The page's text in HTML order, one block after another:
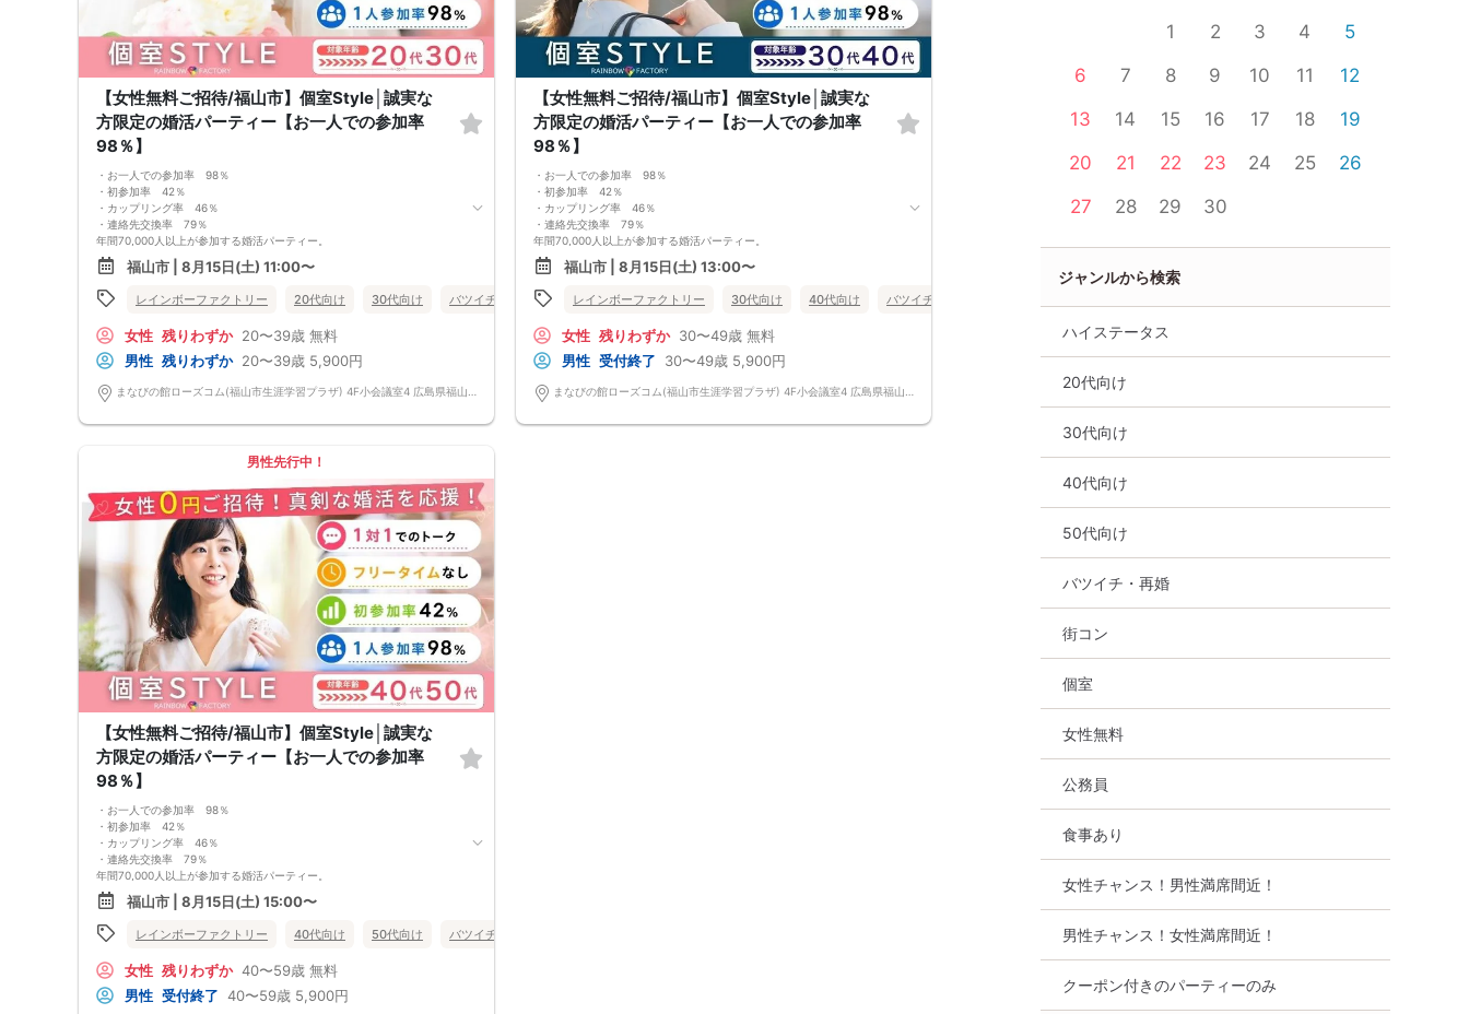
【女性無料ご招待/福山市】個室Style│誠実な
方限定の婚活パーティー【お一人での参加率
98％】
・お一人での参加率 98％
・初参加率 42％
・カップリング率 46％
・連絡先交換率 79％
年間70,000人以上が参加する婚活パーティー。
お一人で参加されることを考えたスタイルで、98％の方がお一人で参加さ
れています。
真剣に婚活されている方だけを対象とした小規模な婚活イベントで、空い
た時間を利用してお気軽に婚活が可能です。
Q：服装は？
A：皆様カジュアルな服装でご参加されています。
Q：参加費の支払い方法は？
A：当日に受付にてお支払いいただきます。（参加費は現金払いのみで
す）
ご予約完了後に「イベントガイド」「お問い合わせ窓口」などの詳細情報
をメールでお送りします。必ずレインボーファクトリーのメールアドレス
を受信許可設定してください。（お申し込み後、オミカレから届くメール
にレインボーファクトリーのメールアドレスが記載されています。）
・本人様確認について
受付にて公的な本人確認書類（免許証、保険証など）をご提示いただきま
すので、ご予約時は必ず本名をご入力ください。
・遅刻について
遅刻は他の参加者様のご迷惑となるため、厳禁です。お時間に余裕を持っ
てお越しください。
・中止判断タイミング・中止連絡
最少催行人数に満たない場合など、ご予約状況により、開催を中止する場
合がございます。その場合、開催時刻の最大90分前までにご連絡いたしま
す。※ただし、90分前を切って急なご予約のキャンセルや天災等が発生し
た場合はこの限りではありません。開催中止となった場合のご連絡は、ご
登録のメールアドレスへお送りいたします。
・男女比について
男女差が2名以内程度になるよう人数調整を行っておりますが、ご予約の
キャンセル等によりバランスが崩れる場合がございます。バランスが崩れ
・人数について
最少催行人数：ご予約人数4名以上
最大催行人数：ご予約人数18名程度
・飲食について
当イベントにおいて飲食の提供はございません。
・保証制度について
直前のキャンセル等により上記の最少催行人数を下回った場合、参加費を
全額返金し、無償での開催を行います。
福山市 | 8月15日(土) 11:00〜
レインボーファクトリー 20代向け 30代向け バツイチ・再婚 個室 女性無料 広島県 福山市
女性 残りわずか 20〜39歳 無料
男性 残りわずか 20〜39歳 5,900円
まなびの館ローズコム(福山市生涯学習プラザ) 4F小会議室4 広島県福山市霞町一丁目10番1号 まなびの館ローズコム
【女性無料ご招待/福山市】個室Style│誠実な
方限定の婚活パーティー【お一人での参加率
98％】
・お一人での参加率 98％
・初参加率 42％
・カップリング率 46％
・連絡先交換率 79％
年間70,000人以上が参加する婚活パーティー。
お一人で参加されることを考えたスタイルで、98％の方がお一人で参加さ
れています。
真剣に婚活されている方だけを対象とした小規模な婚活イベントで、空い
た時間を利用してお気軽に婚活が可能です。
Q：服装は？
A：皆様カジュアルな服装でご参加されています。
Q：参加費の支払い方法は？
A：当日に受付にてお支払いいただきます。（参加費は現金払いのみで
す）
福山市 | 8月15日(土) 13:00〜
レインボーファクトリー 30代向け 40代向け バツイチ・再婚
女性 残りわずか 30〜49歳 無料
男性 受付終了 30〜49歳 5,900円
まなびの館ローズコム(福山市生涯学習プラザ) 4F小会議室4 広島県福山市霞町一丁目10番1号 まなびの館ローズコム
男性先行中！
【女性無料ご招待/福山市】個室Style│誠実な
方限定の婚活パーティー【お一人での参加率
98％】
・お一人での参加率 98％
・初参加率 42％
・カップリング率 46％
・連絡先交換率 79％
年間70,000人以上が参加する婚活パーティー。
お一人で参加されることを考えたスタイルで、98％の方がお一人で参加さ
れています。
真剣に婚活されている方だけを対象とした小規模な婚活イベントで、空い
た時間を利用してお気軽に婚活が可能です。
Q：服装は？
A：皆様カジュアルな服装でご参加されています。
Q：参加費の支払い方法は？
福山市 | 8月15日(土) 15:00〜
レインボーファクトリー 40代向け 50代向け バツイチ・再婚
女性 残りわずか 40〜59歳 無料
男性 受付終了 40〜59歳 5,900円
1 2 3 4
5
6
7 8 9 10 11
12
13
14 15 16 17 18
19
20
21 22 23 24 25
26
27
28 29 30
ジャンルから検索
ハイステータス
20代向け
30代向け
40代向け
50代向け
バツイチ・再婚
街コン
個室
女性無料
公務員
食事あり
女性チャンス！男性満席間近！
男性チャンス！女性満席間近！
クーポン付きのパーティーのみ